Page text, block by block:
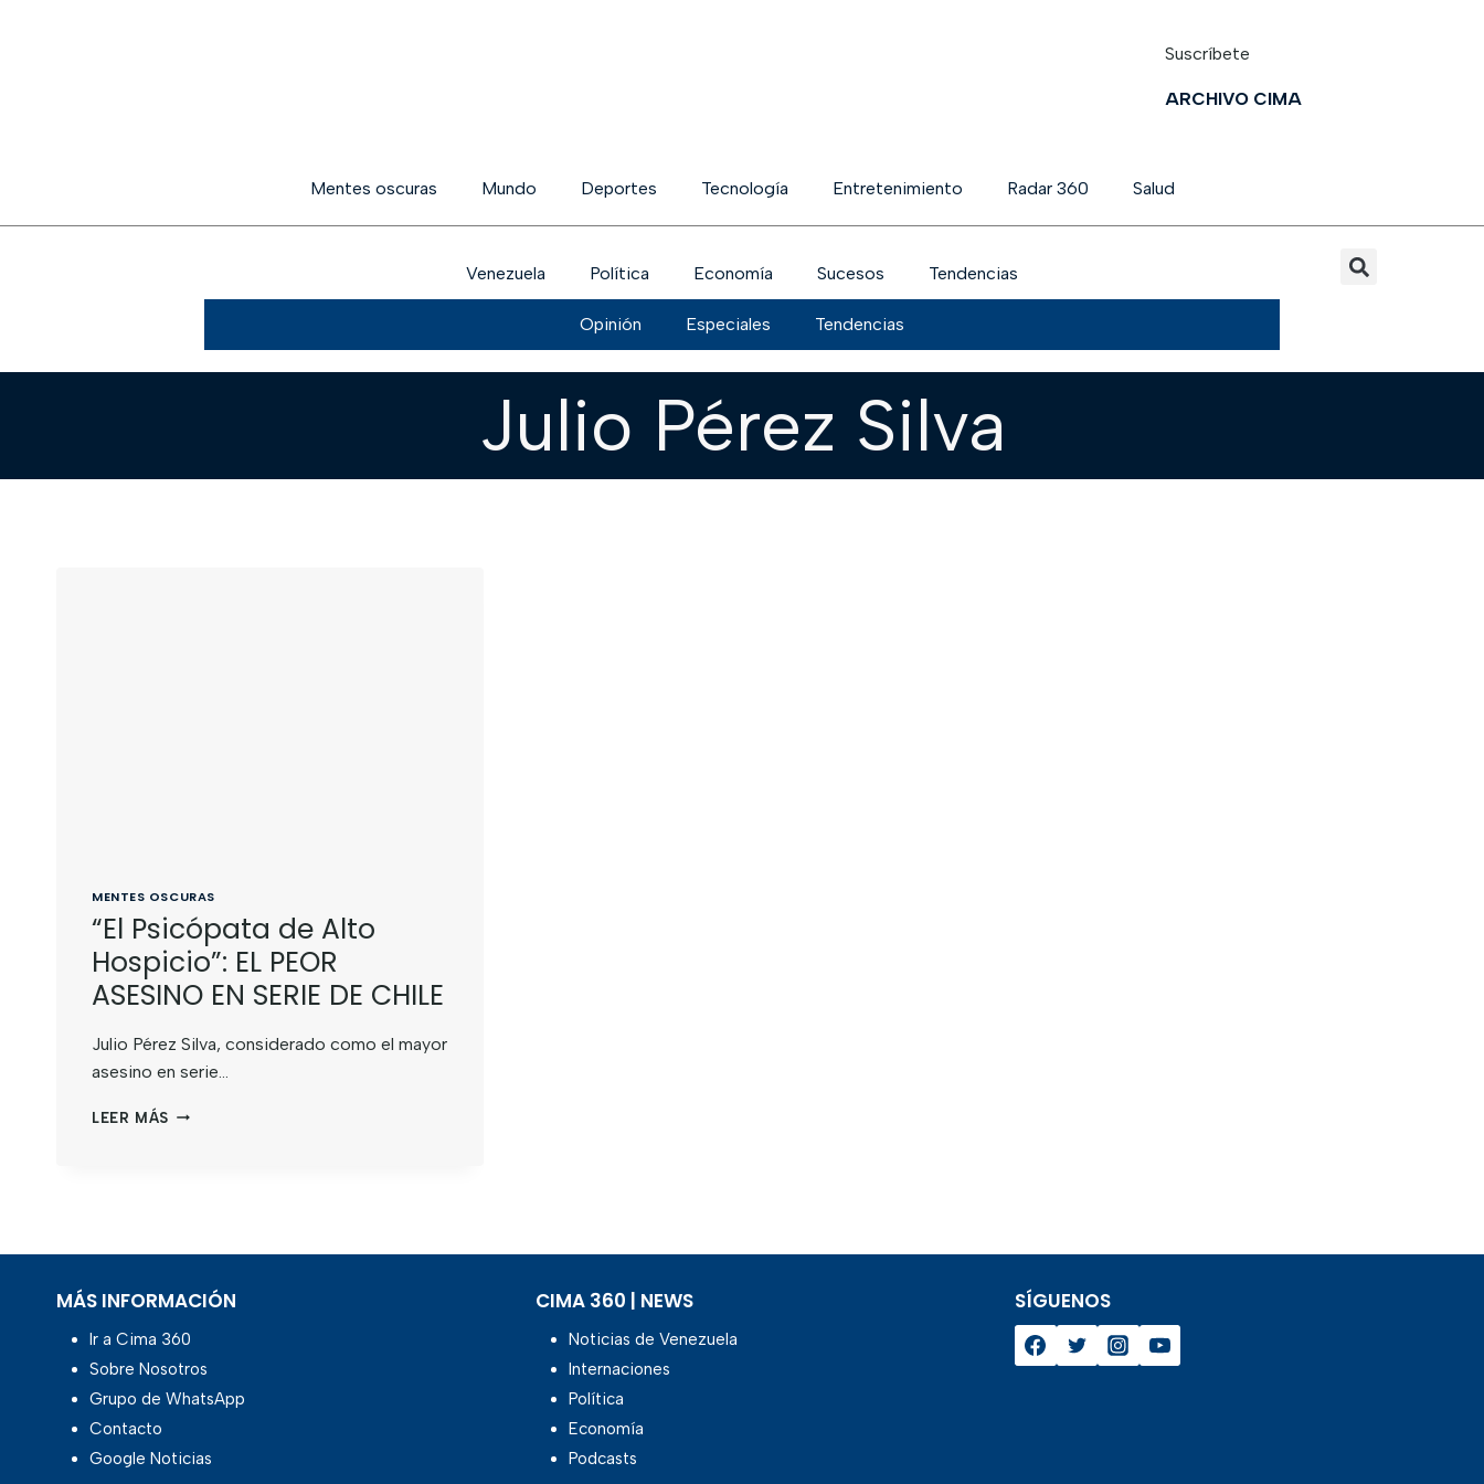
Suscríbete
ARCHIVO CIMA
Mentes oscuras Mundo Deportes Tecnología Entretenimiento Radar 360 Salud
Venezuela Política Economía Sucesos Tendencias
Opinión Especiales Tendencias
Julio Pérez Silva
MENTES OSCURAS
“El Psicópata de Alto
Hospicio”: EL PEOR
ASESINO EN SERIE DE CHILE
Julio Pérez Silva, considerado como el mayor
asesino en serie…
LEER MÁS
MÁS INFORMACIÓN
Ir a Cima 360
Sobre Nosotros
Grupo de WhatsApp
Contacto
Google Noticias
CIMA 360 | NEWS
Noticias de Venezuela
Internaciones
Política
Economía
Podcasts
SÍGUENOS